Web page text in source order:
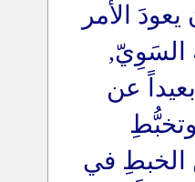
الأمر
السَوِيّ,
عن
الخبطِ في